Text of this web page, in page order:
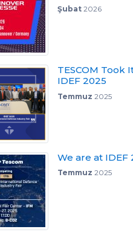
Şubat2026
TESCOM Took
IDEF 2025
Temmuz 2025
We are at IDEF
Temmuz 2025